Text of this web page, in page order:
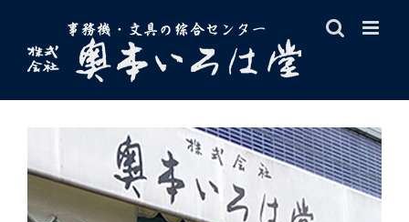
content